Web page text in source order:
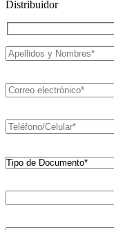
Distribuidor